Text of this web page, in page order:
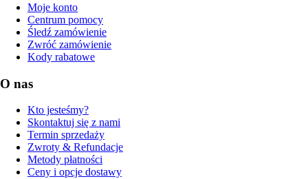
Moje konto
Centrum pomocy
Śledź zamówienie
Zwróć zamówienie
Kody rabatowe
O nas
Kto jesteśmy?
Skontaktuj się z nami
Termin sprzedaży
Zwroty & Refundacje
Metody płatności
Ceny i opcje dostawy